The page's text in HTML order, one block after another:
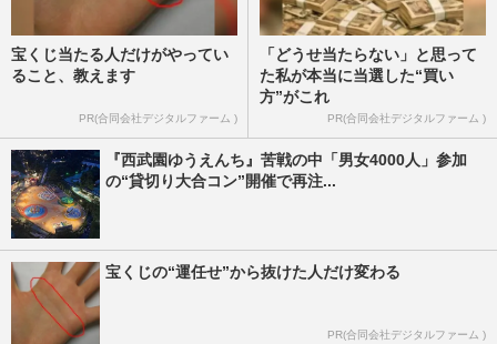
宝くじ当たる人だけがやってい
ること、教えます
PR(合同会社デジタルファーム )
「どうせ当たらない」と思って
た私が本当に当選した“買い
方”がこれ
PR(合同会社デジタルファーム )
『西武園ゆうえんち』苦戦の中「男女4000人」参加
の“貸切り大合コン”開催で再注...
宝くじの“運任せ”から抜けた人だけ変わる
PR(合同会社デジタルファーム )